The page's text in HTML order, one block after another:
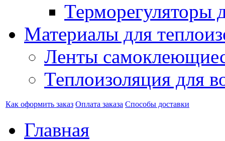
Терморегуляторы
Материалы для
Ленты
Теплоизоляция для
Как оформить заказ Оплата заказа Способы доставки
Главная